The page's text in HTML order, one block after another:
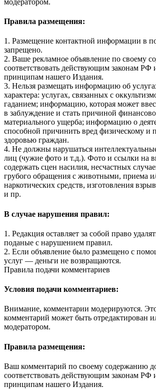
Правила размещения:
1. Размещение контактной информации в
запрещено.
2. Ваше рекламное объявление по своему
соответствовать действующим законам РФ
принципам нашего Издания.
3. Нельзя размещать информацию об
характера: услугах, связанных с
гаданием; информацию, которая может
в заблуждение и стать причиной
материального ущерба; информацию о
способной причинить вред физическому и
здоровью граждан.
4. Не должны нарушаться
лиц (чужие фото и т.д.). Фото и ссылки на
содержать сцен насилия, несчастных
грубого обращения с животными, приема
наркотических средств, изготовления
и пр.
В случае нарушения правил:
1. Редакция оставляет за собой право
поданые с нарушением правил.
2. Если объявление было размещено с
услуг — деньги не возвращаются.
Правила подачи комментариев
Условия подачи комментариев:
Внимание, комментарии модерируются.
комментарий может быть отредактирован
модератором.
Правила размещения:
Ваш комментарий по своему содержанию
соответствовать действующим законам РФ
принципам нашего Издания.